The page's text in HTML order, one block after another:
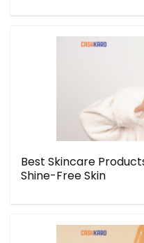
Best Skincare
Shine-Free Skin